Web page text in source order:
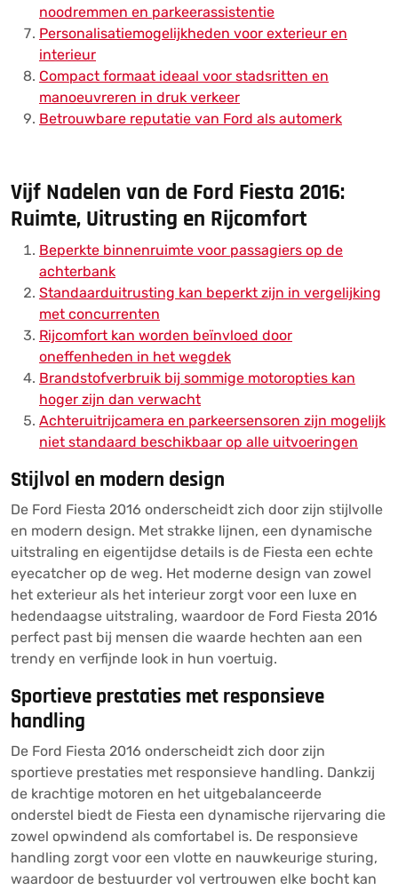
noodremmen en parkeerassistentie
Personalisatiemogelijkheden voor exterieur en
interieur
Compact formaat ideaal voor stadsritten en
manoeuvreren in druk verkeer
Betrouwbare reputatie van Ford als automerk
Vijf Nadelen van de Ford Fiesta 2016:
Ruimte, Uitrusting en Rijcomfort
Beperkte binnenruimte voor passagiers op de
achterbank
Standaarduitrusting kan beperkt zijn in vergelijking
met concurrenten
Rijcomfort kan worden beïnvloed door
oneffenheden in het wegdek
Brandstofverbruik bij sommige motoropties kan
hoger zijn dan verwacht
Achteruitrijcamera en parkeersensoren zijn mogelijk
niet standaard beschikbaar op alle uitvoeringen
Stijlvol en modern design
De Ford Fiesta 2016 onderscheidt zich door zijn stijlvolle
en modern design. Met strakke lijnen, een dynamische
uitstraling en eigentijdse details is de Fiesta een echte
eyecatcher op de weg. Het moderne design van zowel
het exterieur als het interieur zorgt voor een luxe en
hedendaagse uitstraling, waardoor de Ford Fiesta 2016
perfect past bij mensen die waarde hechten aan een
trendy en verfijnde look in hun voertuig.
Sportieve prestaties met responsieve
handling
De Ford Fiesta 2016 onderscheidt zich door zijn
sportieve prestaties met responsieve handling. Dankzij
de krachtige motoren en het uitgebalanceerde
onderstel biedt de Fiesta een dynamische rijervaring die
zowel opwindend als comfortabel is. De responsieve
handling zorgt voor een vlotte en nauwkeurige sturing,
waardoor de bestuurder vol vertrouwen elke bocht kan